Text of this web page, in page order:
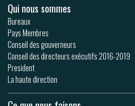
Qui nous sommes
Bureaux
Pays Membres
Conseil des gouverneurs
Conseil des directeurs exécutifs 2016-2019
President
La haute direction